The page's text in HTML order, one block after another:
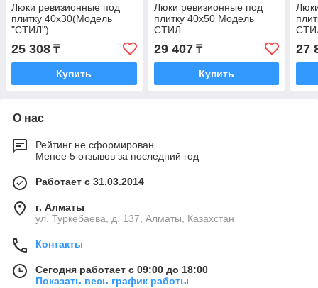
Люки ревизионные под
плитку 40х30(Модель
"СТИЛ")
25 308 ₸
Купить
Люки ревизионные под
плитку 40х50 Модель
СТИЛ
29 407₸
Купить
27
О нас
Рейтинг не сформирован
Менее 5 отзывов за последний год
Работает с 31.03.2014
г. Алматы
ул. Туркебаева, д. 137, Алматы, Казахстан
Контакты
Сегодня работает с 09:00 до 18:00
Показать весь график работы